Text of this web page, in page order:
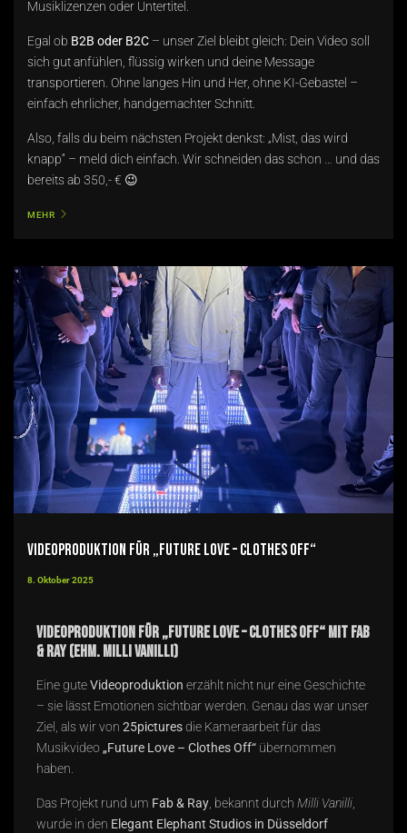
Musiklizenzen oder Untertitel.
Egal ob B2B oder B2C – unser Ziel bleibt gleich: Dein Video soll
sich gut anfühlen, flüssig wirken und deine Message
transportieren. Ohne langes Hin und Her, ohne KI-Gebastel –
einfach ehrlicher, handgemachter Schnitt.
Also, falls du beim nächsten Projekt denkst: „Mist, das wird
knapp“ – meld dich einfach. Wir schneiden das schon … und das
bereits ab 350,- € 😉
MEHR
Videoproduktion für „Future Love – Clothes Off“
8. Oktober 2025
Videoproduktion für „Future Love – Clothes Off“ mit Fab
& Ray (ehm. Milli Vanilli)
Eine guteVideoproduktion erzählt nicht nur eine Geschichte
– sie lässt Emotionen sichtbar werden. Genau das war unser
Ziel, als wir von 25picturesdie Kameraarbeit für das
Musikvideo „Future Love – Clothes Off“ übernommen
haben.
Das Projekt rund um Fab & Ray , bekannt durch Milli Vanilli
wurde in den Elegant Elephant Studios in Düsseldorf